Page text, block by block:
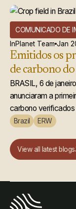
COMUNICADO DE
InPlanet Team Jan
Emitidos os
de carbono
rochas
BRASIL, 6 de
anunciaram a
carbono
Brazil ERW
View all latest blogs